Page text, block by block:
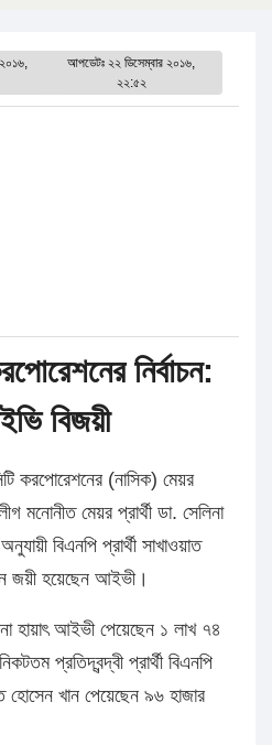
আপডেটঃ২২ ডিসেম্বার ২০১৬,
২২:৫২
নির্বাচন:
বিজয়ী
করপোরেশনের (নাসিক) মেয়র
মনোনীত মেয়র প্রার্থী ডা. সেলিনা
বিএনপি প্রার্থী সাখাওয়াত
জয়ী হয়েছেন আইভী।
হায়াৎ আইভী পেয়েছেন ১ লাখ ৭৪
প্রতিদ্বন্দ্বী প্রার্থী বিএনপি
হোসেন খান পেয়েছেন ৯৬ হাজার